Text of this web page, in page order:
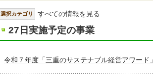
選択カテゴリ すべての情報を見る
27日実施予定の事業
令和７年度「三重のサステナブル経営アワード